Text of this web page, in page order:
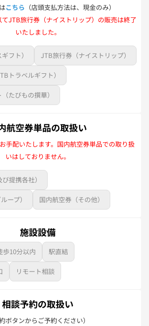
こちら （店頭支払方法は、現金のみ）
JTB旅行券（ナイストリップ）の販売は終了
いたしました。
フト） JTB旅行券（ナイストリップ）
トラベルギフト）
たびもの撰華）
航空券単品の取扱い
手配いたします。国内航空券単品での取り扱
いはしておりません。
提携各社）
ープ） 国内航空券（その他）
施設設備
歩10分以内 駅直結
リモート相談
相談予約の取扱い
約ボタンからご予約ください）